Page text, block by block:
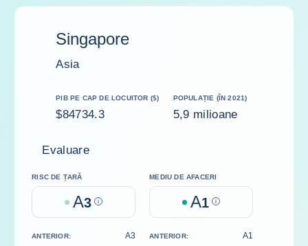
Singapore
Asia
PIB PE CAP DE LOCUITOR ($)
$84734.3
POPULAȚIE (ÎN 2021)
5,9 milioane
Evaluare
RISC DE ȚARĂ
A3 Help
MEDIU DE AFACERI
A1 Help
ANTERIOR: A3 ANTERIOR: A1